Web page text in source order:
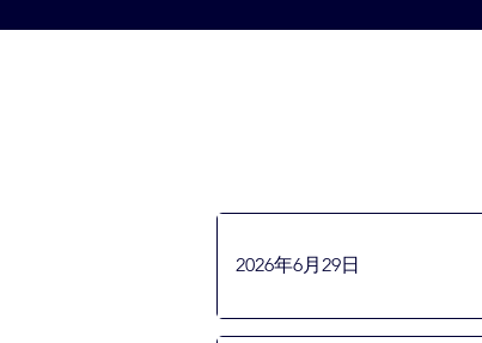
2026年6月29日